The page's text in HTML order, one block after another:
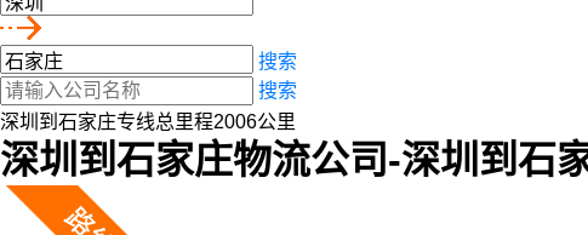
搜索
搜索
深圳到石家庄专线总里程2006公里
深圳到石家庄物流公司-深圳到石